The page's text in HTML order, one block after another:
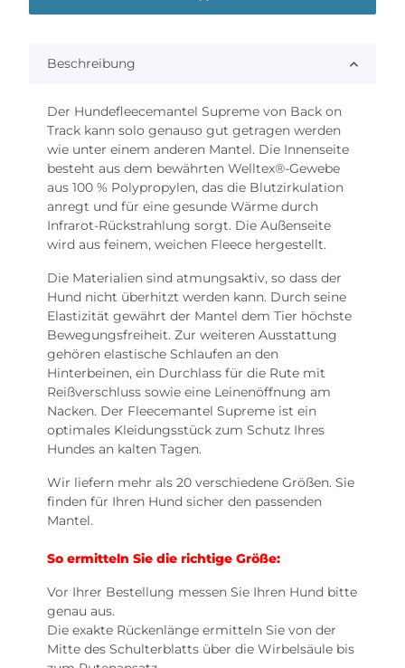
Beschreibung
Der Hundefleecemantel Supreme von Back on
Track kann solo genauso gut getragen werden
wie unter einem anderen Mantel. Die Innenseite
besteht aus dem bewährten Welltex®-Gewebe
aus 100 % Polypropylen, das die Blutzirkulation
anregt und für eine gesunde Wärme durch
Infrarot-Rückstrahlung sorgt. Die Außenseite
wird aus feinem, weichen Fleece hergestellt.
Die Materialien sind atmungsaktiv, so dass der
Hund nicht überhitzt werden kann. Durch seine
Elastizität gewährt der Mantel dem Tier höchste
Bewegungsfreiheit. Zur weiteren Ausstattung
gehören elastische Schlaufen an den
Hinterbeinen, ein Durchlass für die Rute mit
Reißverschluss sowie eine Leinenöffnung am
Nacken. Der Fleecemantel Supreme ist ein
optimales Kleidungsstück zum Schutz Ihres
Hundes an kalten Tagen.
Wir liefern mehr als 20 verschiedene Größen. Sie
finden für Ihren Hund sicher den passenden
Mantel.
So ermitteln Sie die richtige Größe:
Vor Ihrer Bestellung messen Sie Ihren Hund bitte
genau aus.
Die exakte Rückenlänge ermitteln Sie von der
Mitte des Schulterblatts über die Wirbelsäule bis